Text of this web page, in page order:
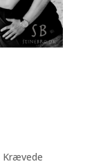
Krævede